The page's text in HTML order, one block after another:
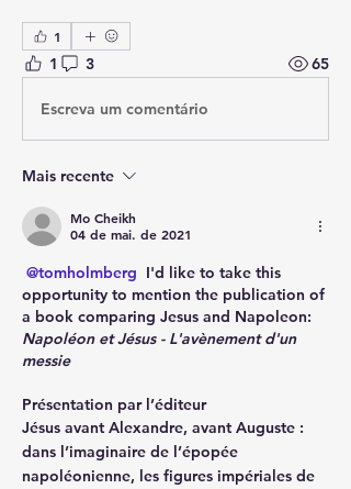
1
1 3 65
Escreva um comentário
Mais recente
Mo Cheikh
04 de mai. de 2021
@tomholmberg I'd like to take this
opportunity to mention the publication of
Napoléon et Jésus - L'avènement d'un
messie
Présentation par l’éditeur
Jésus avant Alexandre, avant Auguste :
dans l’imaginaire de l’épopée
napoléonienne, les figures impériales de